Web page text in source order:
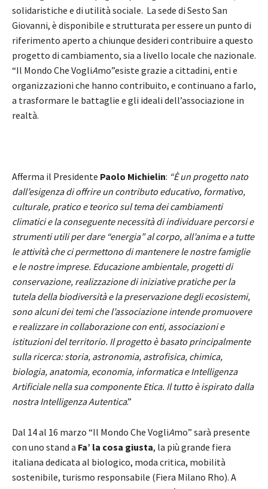
solidaristiche e di utilità sociale. La sede di Sesto San
Giovanni, è disponibile e strutturata per essere un punto di
riferimento aperto a chiunque desideri contribuire a questo
progetto di cambiamento, sia a livello locale che nazionale.
“Il Mondo Che VogliAmo”esiste grazie a cittadini, enti e
organizzazioni che hanno contribuito, e continuano a farlo,
a trasformare le battaglie e gli ideali dell’associazione in
realtà.
Afferma il Presidente Paolo Michielin: “È un progetto nato
dall’esigenza di offrire un contributo educativo, formativo,
culturale, pratico e teorico sul tema dei cambiamenti
climatici e la conseguente necessità di individuare percorsi e
strumenti utili per dare “energia” al corpo, all’anima e a tutte
le attività che ci permettono di mantenere le nostre famiglie
e le nostre imprese. Educazione ambientale, progetti di
conservazione, realizzazione di iniziative pratiche per la
tutela della biodiversità e la preservazione degli ecosistemi,
sono alcuni dei temi che l’associazione intende promuovere
e realizzare in collaborazione con enti, associazioni e
istituzioni del territorio. Il progetto è basato principalmente
sulla ricerca: storia, astronomia, astrofisica, chimica,
biologia, anatomia, economia, informatica e Intelligenza
Artificiale nella sua componente Etica. Il tutto è ispirato dalla
nostra Intelligenza Autentica.”
Dal 14 al 16 marzo “Il Mondo Che VogliAmo” sarà presente
con uno stand a Fa’ la cosa giusta, la più grande fiera
italiana dedicata al biologico, moda critica, mobilità
sostenibile, turismo responsabile (Fiera Milano Rho). A